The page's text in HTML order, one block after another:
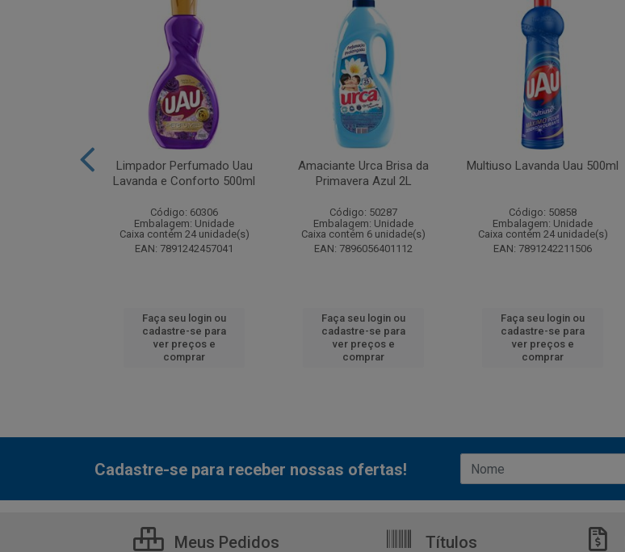
Limpador Perfumado Uau
Lavanda e Conforto 500ml
Código: 60306
Embalagem: Unidade
Caixa contém 24 unidade(s)
EAN: 7891242457041
Faça seu login ou
cadastre-se para
ver preços e
comprar
Amaciante Urca Brisa da
Primavera Azul 2L
Código: 50287
Embalagem: Unidade
Caixa contém 6 unidade(s)
EAN: 7896056401112
Faça seu login ou
cadastre-se para
ver preços e
comprar
Multiuso Lavanda Uau 500ml
Código: 50858
Embalagem: Unidade
Caixa contém 24 unidade(s)
EAN: 7891242211506
Faça seu login ou
cadastre-se para
ver preços e
comprar
Cadastre-se para receber nossas ofertas!
Meus Pedidos Títulos